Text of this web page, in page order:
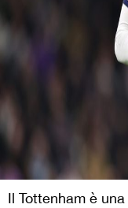
Il Tottenham è